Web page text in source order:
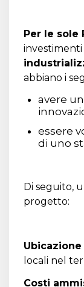
Per le sole
investimenti
abbiano i
avere
essere
di uno
Di seguito,
progetto:
locali nel
Costi